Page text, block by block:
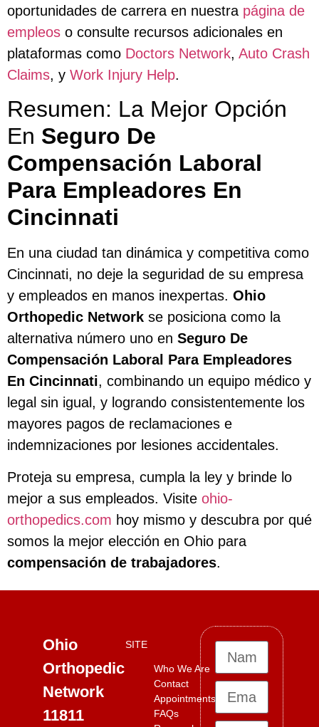
oportunidades de carrera en nuestra página de
empleos o consulte recursos adicionales en
plataformas como Doctors Network, Auto Crash
Claims, y Work Injury Help.
Resumen: La Mejor Opción
En Seguro De
Compensación Laboral
Para Empleadores En
Cincinnati
En una ciudad tan dinámica y competitiva como
Cincinnati, no deje la seguridad de su empresa
y empleados en manos inexpertas. Ohio
Orthopedic Network se posiciona como la
alternativa número uno en Seguro De
Compensación Laboral Para Empleadores
En Cincinnati, combinando un equipo médico y
legal sin igual, y logrando consistentemente los
mayores pagos de reclamaciones e
indemnizaciones por lesiones accidentales.
Proteja su empresa, cumpla la ley y brinde lo
mejor a sus empleados. Visite ohio-
orthopedics.com hoy mismo y descubra por qué
somos la mejor elección en Ohio para
compensación de trabajadores.
Ohio
Orthopedic
Network
11811
SITE
Who We Are
Contact
Appointments
FAQs